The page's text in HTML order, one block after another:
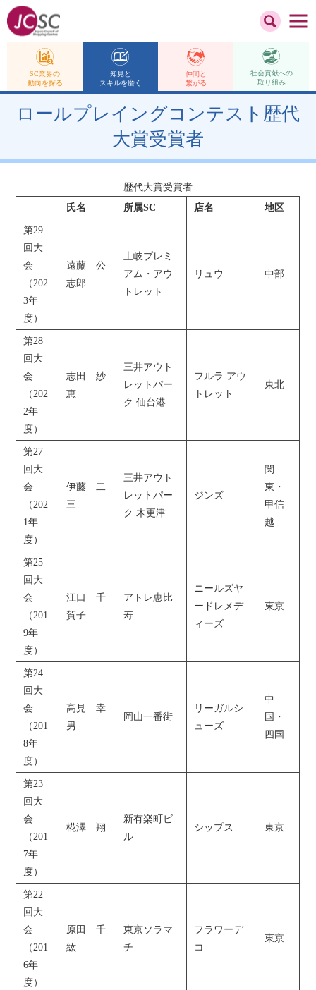
SC業界の
動向を探る
知見と
スキルを磨く
仲間と
繋がる
社会貢献への
取り組み
ロールプレイングコンテスト歴代
大賞受賞者
歴代大賞受賞者
氏名
所属SC 店名 地区
第29
回大
会
（202
3年
度）
遠藤 公
志郎
土岐プレミ
アム・アウ
トレット
リュウ 中部
第28
回大
会
（202
2年
度）
志田 紗
恵
三井アウト
レットパー
ク 仙台港
フルラ アウ
トレット
東北
第27
回大
会
（202
1年
度）
伊藤 二
三
三井アウト
レットパー
ク 木更津
ジンズ
関
東・
甲信
越
第25
回大
会
（201
9年
度）
江口 千
賀子
アトレ恵比
寿
ニールズヤ
ードレメデ
ィーズ
東京
第24
回大
会
（201
8年
度）
高見 幸
男
岡山一番街
リーガルシ
ューズ
中
国・
四国
第23
回大
会
（201
7年
度）
椛澤 翔
新有楽町ビ
ル
シップス 東京
第22
回大
会
（201
6年
度）
原田 千
紘
東京ソラマ
チ
フラワーデ
コ
東京